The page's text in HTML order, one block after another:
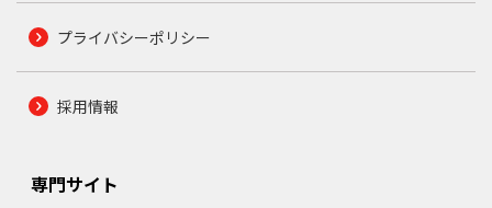
プライバシーポリシー
採用情報
専門サイト